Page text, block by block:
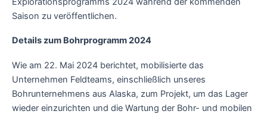
Saison zu veröffentlichen.
Details zum Bohrprogramm 2024
Wie am 22. Mai 2024 berichtet, mobilisierte das
Unternehmen Feldteams, einschließlich unseres
Bohrunternehmens aus Alaska, zum Projekt, um das Lager
wieder einzurichten und die Wartung der Bohr- und mobilen